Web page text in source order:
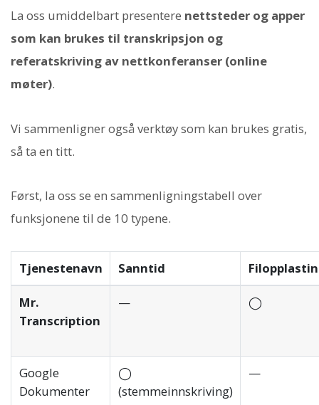
La oss umiddelbart presentere nettsteder og apper
som kan brukes til transkripsjon og
referatskriving av nettkonferanser (online
møter).
Vi sammenligner også verktøy som kan brukes gratis,
så ta en titt.
Først, la oss se en sammenligningstabell over
funksjonene til de 10 typene.
Tjenestenavn Sanntid
Mr.
Transcription
— ◯
Google
Dokumenter
◯
(stemmeinnskriving)
—